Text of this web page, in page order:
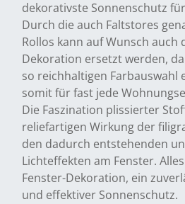
dekorativste Sonnenschutz
Durch die auch Faltstores
Rollos kann auf Wunsch auch
Dekoration ersetzt werden,
so reichhaltigen Farbauswahl
somit für fast jede
Die Faszination plissierter
reliefartigen Wirkung der
den dadurch entstehenden
Lichteffekten am Fenster.
Fenster-Dekoration, ein
und effektiver Sonnenschutz.